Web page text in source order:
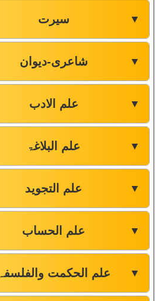
سیرت ▼
شاعری-دیوان ▼
علم الادب ▼
علم البلاغۃ ▼
علم التجوید ▼
علم الحساب ▼
علم الحکمت والفلسفہ ▼